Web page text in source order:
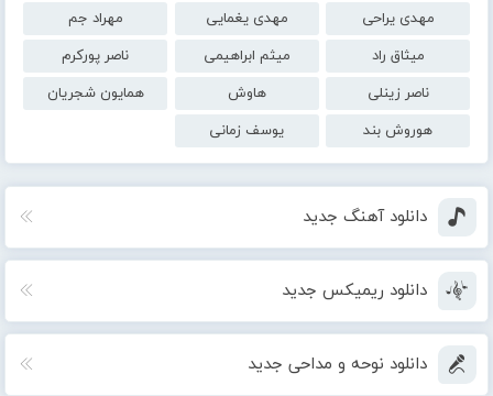
مهدی یراحی
مهدی یغمایی
مهراد جم
میثاق راد
میثم ابراهیمی
ناصر پورکرم
ناصر زینلی
هاوش
همایون شجریان
هوروش بند
یوسف زمانی
دانلود آهنگ جدید
دانلود ریمیکس جدید
دانلود نوحه و مداحی جدید